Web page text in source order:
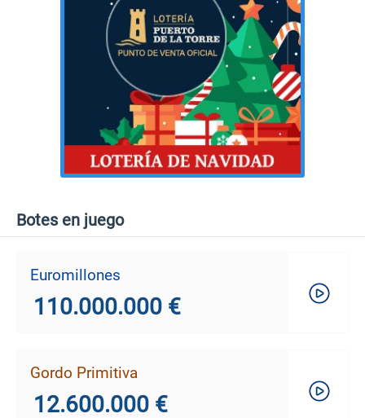
Botes en juego
Euromillones
110.000.000 €
Gordo Primitiva
12.600.000 €